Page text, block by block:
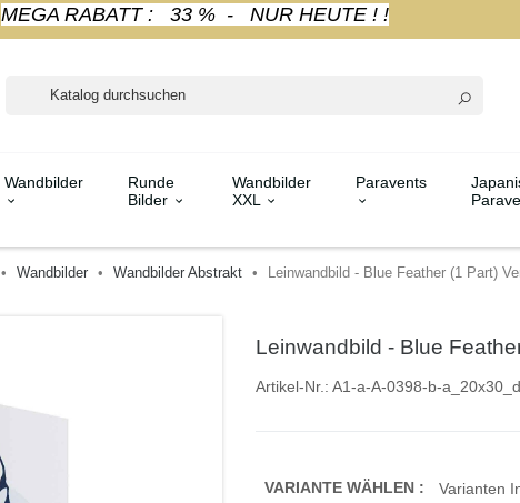
MEGA RABATT : 33 % - NUR HEUTE ! !
Wandbilder
Runde
Bilder
Wandbilder
XXL
Paravents
Wandbilder Wandbilder Abstrakt Leinwandbild - Blue Feather (1 Part)
Leinwandbild - Blue
Artikel-Nr.: A1-a-A-0398-b-
VARIANTE WÄHLEN : Varianten